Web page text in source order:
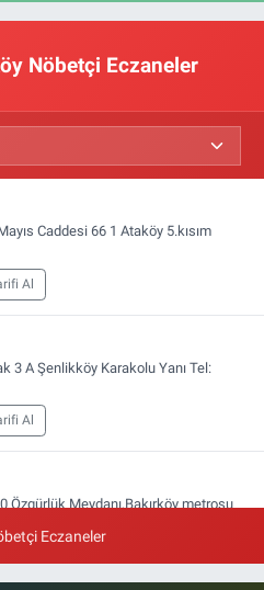
Nöbetçi Eczaneler
Caddesi 66 1 Ataköy 5.kısım
Al
3 A Şenlikköy Karakolu Yanı Tel:
Al
Meydanı,Bakırköy metrosu
Eczaneler